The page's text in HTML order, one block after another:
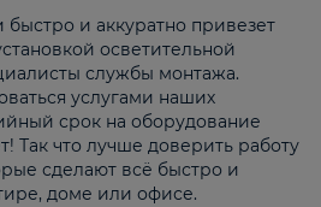
и аккуратно привезет
осветительной
службы монтажа.
услугами наших
срок на оборудование
Так что лучше доверить работу
сделают всё быстро и
доме или офисе.